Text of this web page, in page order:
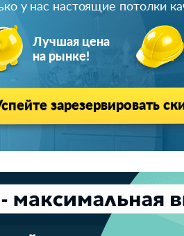
у нас настоящие потолки
Лучшая цена
на рынке!
зарезервировать